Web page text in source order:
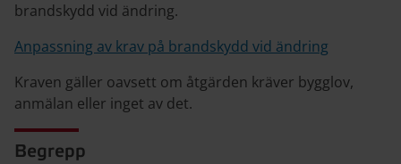
brandskydd vid ändring.
Anpassning av krav på brandskydd vid ändring
Kraven gäller oavsett om åtgärden kräver bygglov,
anmälan eller inget av det.
Begrepp